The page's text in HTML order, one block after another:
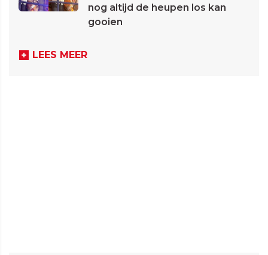
nog altijd de heupen los kan
gooien
LEES MEER